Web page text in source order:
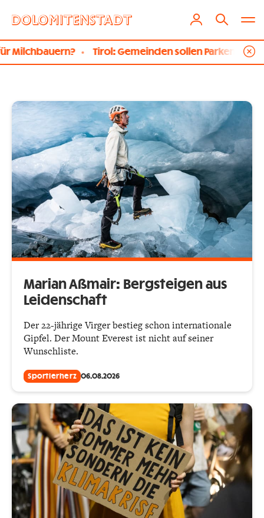
Parken verteuern können Temperaturrekord:
Marian Aßmair: Berg­steigen aus
Leidenschaft
Der 22-jährige Virger bestieg schon internationale
Gipfel. Der Mount Everest ist nicht auf seiner
Wunschliste.
Sportlerherz 06.08.2026